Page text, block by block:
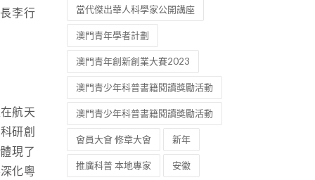
李行
航天
研創
現了
化粵
當代傑出華人科學家公開講座
澳門青年學者計劃
澳門青年創新創業大賽2023
澳門青少年科普書籍閱讀獎勵活動
澳門青少年科普書籍閱讀奬勵活動
會員大會 修章大會 新年
推廣科普 本地專家 安徽